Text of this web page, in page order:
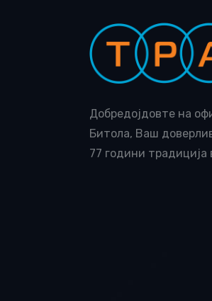
Добредојдовте на
Битола, Ваш
77 години традиција